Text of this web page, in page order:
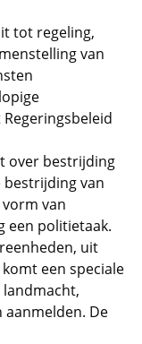
tot regeling,
van
over bestrijding
van
van
een politietaak.
uit
een speciale
De